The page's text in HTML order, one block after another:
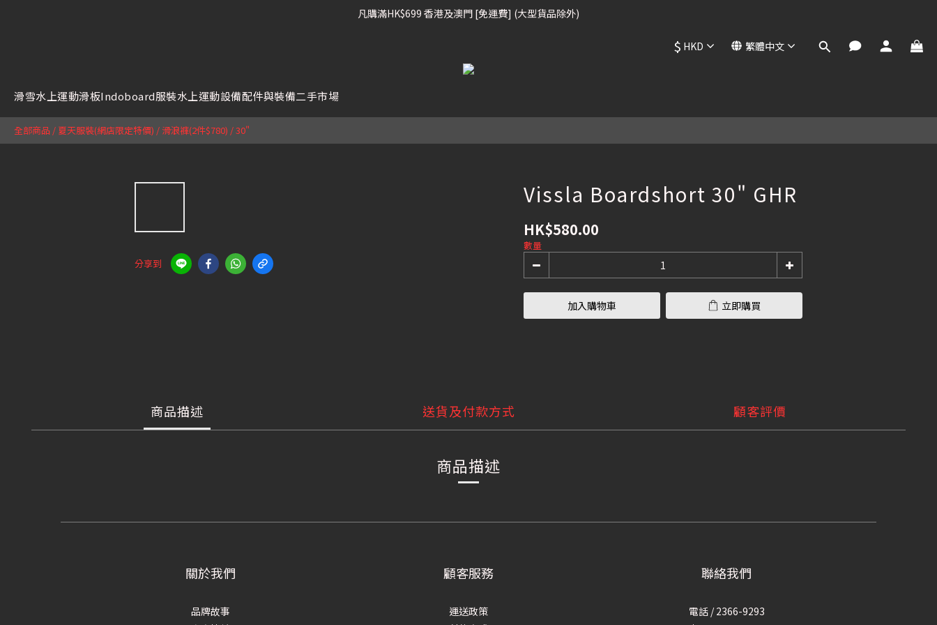
凡購滿HK$699 香港及澳門 [免運費] (大型貨品除外)
凡購滿HK$699 香港及澳門 [免運費] (大型貨品除外)
我們提供全球運送服務。（請查看運送政策）
$ HKD 繁體中文
滑雪水上運動滑板Indoboard服裝水上運動設備配件與裝備二手市場
全部商品 / 夏天服裝(網店限定特價) / 滑浪褲(2件$780) /30"
分享到
Vissla Boardshort 30" GHR
HK$580.00
數量
加入購物車 立即購買
商品描述 送貨及付款方式 顧客評價
商品描述
立即購買
關於我們
品牌故事
顧客服務
運送政策
聯絡我們
電話 / 2366-9293